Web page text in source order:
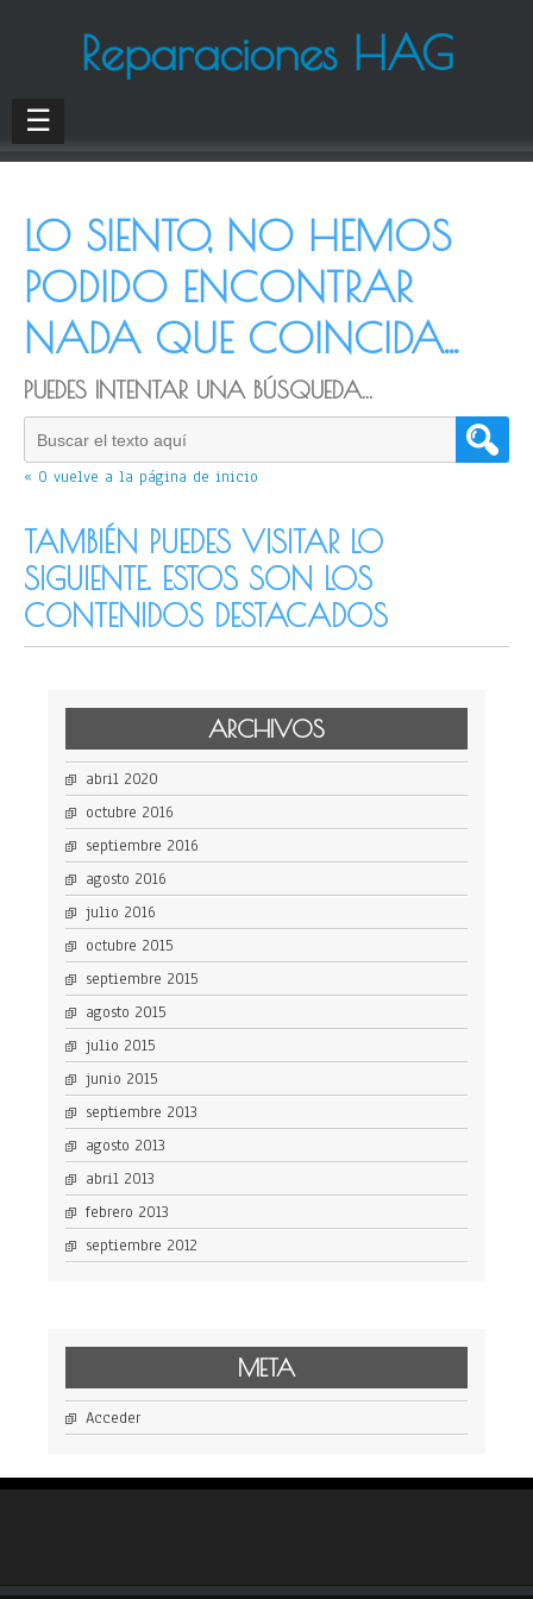
Reparaciones HAG
☰
LO SIENTO, NO HEMOS
PODIDO ENCONTRAR
NADA QUE COINCIDA...
PUEDES INTENTAR UNA BÚSQUEDA...
« O vuelve a la página de inicio
TAMBIÉN PUEDES VISITAR LO
SIGUIENTE. ESTOS SON LOS
CONTENIDOS DESTACADOS
ARCHIVOS
abril 2020
octubre 2016
septiembre 2016
agosto 2016
julio 2016
octubre 2015
septiembre 2015
agosto 2015
julio 2015
junio 2015
septiembre 2013
agosto 2013
abril 2013
febrero 2013
septiembre 2012
META
Acceder